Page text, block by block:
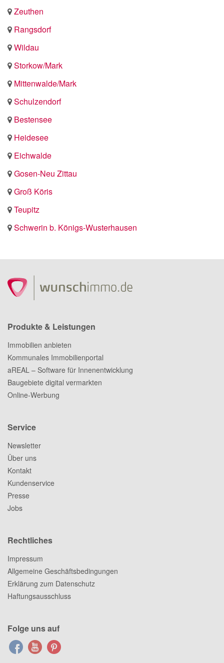
Zeuthen
Rangsdorf
Wildau
Storkow/Mark
Mittenwalde/Mark
Schulzendorf
Bestensee
Heidesee
Eichwalde
Gosen-Neu Zittau
Groß Köris
Teupitz
Schwerin b. Königs-Wusterhausen
Produkte & Leistungen
Immobilien anbieten
Kommunales Immobilienportal
aREAL – Software für Innenentwicklung
Baugebiete digital vermarkten
Online-Werbung
Service
Newsletter
Über uns
Kontakt
Kundenservice
Presse
Jobs
Rechtliches
Impressum
Allgemeine Geschäftsbedingungen
Erklärung zum Datenschutz
Haftungsausschluss
Folge uns auf